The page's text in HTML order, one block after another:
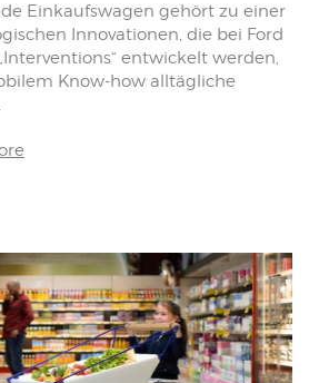
Einkaufswagen gehört zu einer
Innovationen, die bei Ford
entwickelt werden,
Know-how alltägliche